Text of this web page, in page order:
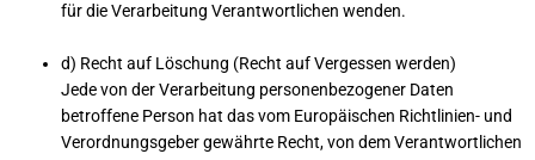
für die Verarbeitung Verantwortlichen wenden.
d) Recht auf Löschung (Recht auf Vergessen werden)
Jede von der Verarbeitung personenbezogener Daten
betroffene Person hat das vom Europäischen Richtlinien- und
Verordnungsgeber gewährte Recht, von dem Verantwortlichen